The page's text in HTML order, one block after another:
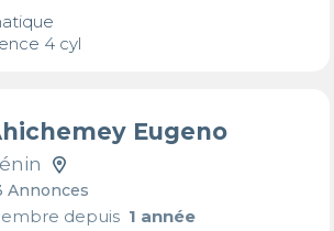
4 cyl
Eugeno
Annonces
depuis1 année